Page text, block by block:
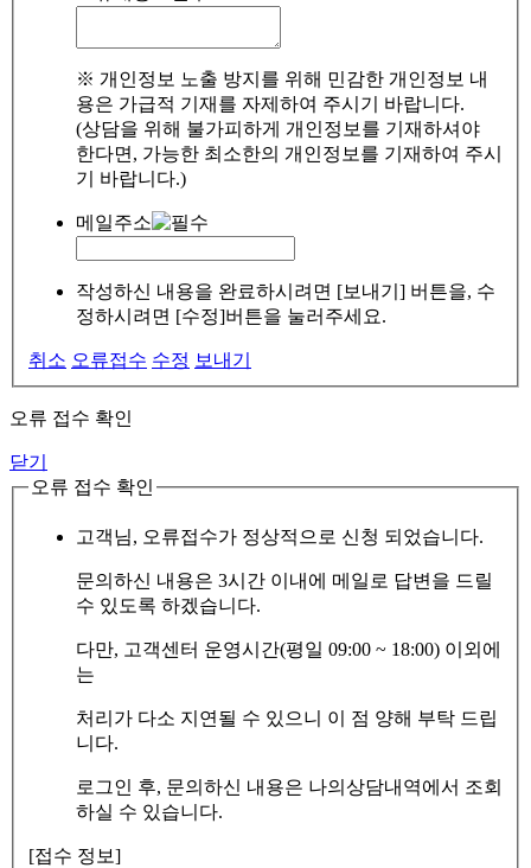
※ 개인정보 노출 방지를 위해 민감한 개인정보 내
용은 가급적 기재를 자제하여 주시기 바랍니다.
(상담을 위해 불가피하게 개인정보를 기재하셔야
한다면, 가능한 최소한의 개인정보를 기재하여 주시
기 바랍니다.)
메일주소
작성하신 내용을 완료하시려면 [보내기] 버튼을, 수
정하시려면 [수정]버튼을 눌러주세요.
취소 오류접수 수정 보내기
오류 접수 확인
닫기
오류 접수 확인
고객님, 오류접수가 정상적으로 신청 되었습니다.
문의하신 내용은 3시간 이내에 메일로 답변을 드릴
수 있도록 하겠습니다.
다만, 고객센터 운영시간(평일 09:00 ~ 18:00) 이외에
는
처리가 다소 지연될 수 있으니 이 점 양해 부탁 드립
니다.
로그인 후, 문의하신 내용은 나의상담내역에서 조회
하실 수 있습니다.
[접수 정보]